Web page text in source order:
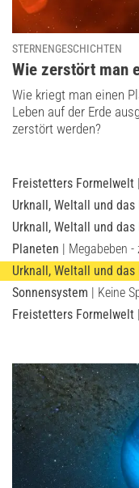
STERNENGESCHICHTEN
:
Wie zerstört man
Wie kriegt man einen
Leben auf der Erde
zerstört werden?
Freistetters Formelwelt
Urknall, Weltall und das
Urknall, Weltall und das
Planeten | Megabeben
Urknall, Weltall und das
Sonnensystem | Keine
Freistetters Formelwelt